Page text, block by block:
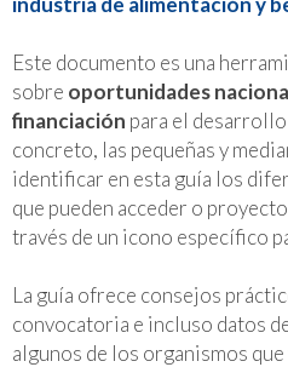
Este documento es una
sobre oportunidades
financiación para el
concreto, las pequeñas y
identificar en esta guía los
que pueden acceder o
través de un icono específico
La guía ofrece consejos
convocatoria e incluso datos
algunos de los organismos